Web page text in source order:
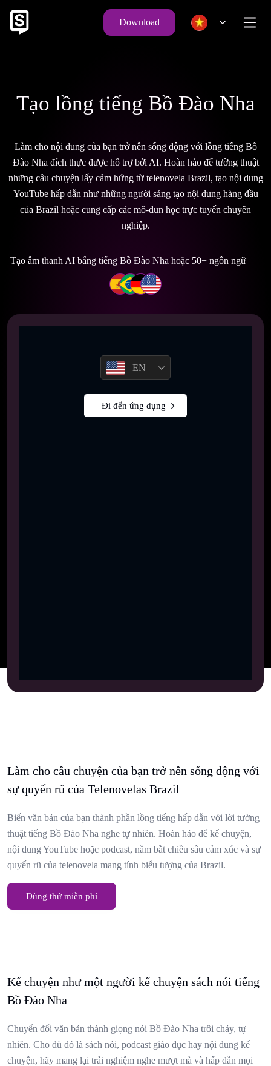
Download
Tạo lồng tiếng Bồ Đào Nha
Làm cho nội dung của bạn trở nên sống động với lồng tiếng Bồ
Đào Nha đích thực được hỗ trợ bởi AI. Hoàn hảo để tường thuật
những câu chuyện lấy cảm hứng từ telenovela Brazil, tạo nội dung
YouTube hấp dẫn như những người sáng tạo nội dung hàng đầu
của Brazil hoặc cung cấp các mô-đun học trực tuyến chuyên
nghiệp.
Tạo âm thanh AI bằng tiếng Bồ Đào Nha hoặc 50+ ngôn ngữ
EN
Đi đến ứng dụng
Làm cho câu chuyện của bạn trở nên sống động với
sự quyến rũ của Telenovelas Brazil
Biến văn bản của bạn thành phần lồng tiếng hấp dẫn với lời tường
thuật tiếng Bồ Đào Nha nghe tự nhiên. Hoàn hảo để kể chuyện,
nội dung YouTube hoặc podcast, nắm bắt chiều sâu cảm xúc và sự
quyến rũ của telenovela mang tính biểu tượng của Brazil.
Dùng thử miễn phí
Kể chuyện như một người kể chuyện sách nói tiếng
Bồ Đào Nha
Chuyển đổi văn bản thành giọng nói Bồ Đào Nha trôi chảy, tự
nhiên. Cho dù đó là sách nói, podcast giáo dục hay nội dung kể
chuyện, hãy mang lại trải nghiệm nghe mượt mà và hấp dẫn mọi